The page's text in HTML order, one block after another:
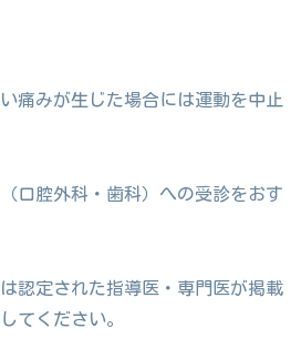
痛みが生じた場合には運動を中止
口腔外科・歯科）への受診をおす
認定された指導医・専門医が掲載
てください。